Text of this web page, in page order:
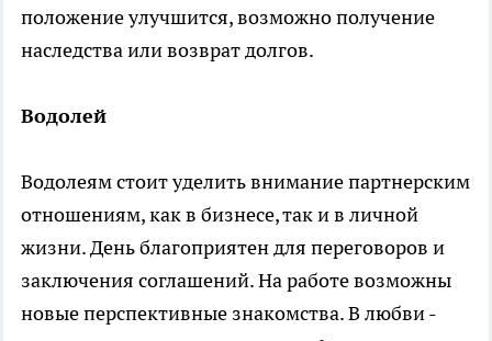
положение улучшится, возможно получение
наследства или возврат долгов.
Водолей
Водолеям стоит уделить внимание партнерским
отношениям, как в бизнесе, так и в личной
жизни. День благоприятен для переговоров и
заключения соглашений. На работе возможны
новые перспективные знакомства. В любви -